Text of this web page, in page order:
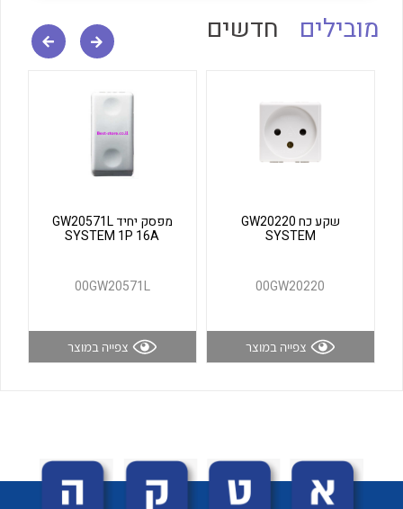
לכל מוצרי היצרן
לכל מוצרי היצרן לכל מוצרי היצרן
מובילים חדשים
שקע כח GW20220
SYSTEM
00GW20220
צפייה במוצר
מפסק יחיד GW20571L
SYSTEM 1P 16A
00GW20571L
צפייה במוצר